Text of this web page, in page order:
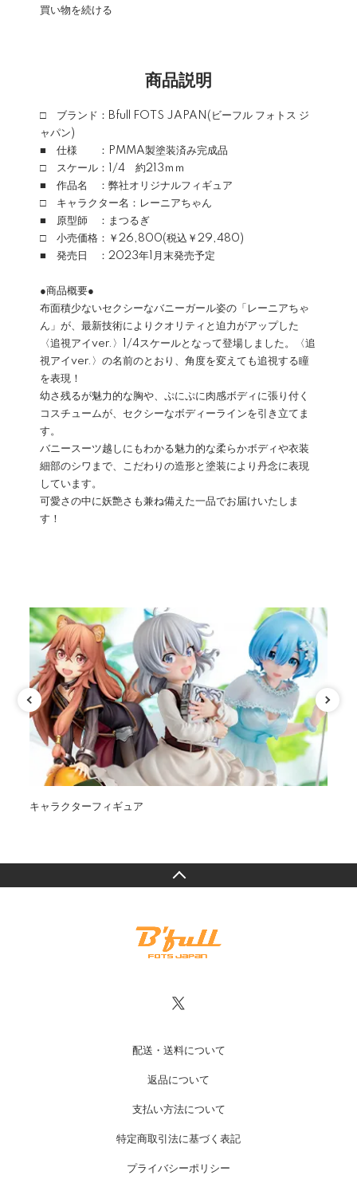
買い物を続ける
商品説明
□ ブランド：Bfull FOTS JAPAN(ビーフル フォトス ジ
ャパン)
■ 仕様 ：PMMA製塗装済み完成品
□ スケール：1/4 約213ｍｍ
■ 作品名 ：弊社オリジナルフィギュア
□ キャラクター名：レーニアちゃん
■ 原型師 ：まつるぎ
□ 小売価格：￥26,800(税込￥29,480)
■ 発売日 ：2023年1月末発売予定
●商品概要●
布面積少ないセクシーなバニーガール姿の「レーニアちゃ
ん」が、最新技術によりクオリティと迫力がアップした
〈追視アイver.〉1/4スケールとなって登場しました。〈追
視アイver.〉の名前のとおり、角度を変えても追視する瞳
を表現！
幼さ残るが魅力的な胸や、ぷにぷに肉感ボディに張り付く
コスチュームが、セクシーなボディーラインを引き立てま
す。
バニースーツ越しにもわかる魅力的な柔らかボディや衣装
細部のシワまで、こだわりの造形と塗装により丹念に表現
しています。
可愛さの中に妖艶さも兼ね備えた一品でお届けいたしま
す！
カテゴリ
キャラクターフィギュア
配送・送料について
返品について
支払い方法について
特定商取引法に基づく表記
プライバシーポリシー